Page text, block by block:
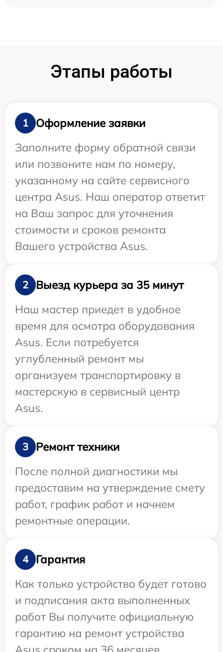
Этапы работы
1
Оформление заявки
Заполните форму обратной связи
или позвоните нам по номеру,
указанному на сайте сервисного
центра Asus. Наш оператор ответит
на Ваш запрос для уточнения
стоимости и сроков ремонта
Вашего устройства Asus.
2
Выезд курьера за 35 минут
Наш мастер приедет в удобное
время для осмотра оборудования
Asus. Если потребуется
углубленный ремонт мы
организуем транспортировку в
мастерскую в сервисный центр
Asus.
3
Ремонт техники
После полной диагностики мы
предоставим на утверждение смету
работ, график работ и начнем
ремонтные операции.
4
Гарантия
Как только устройство будет готово
и подписания акта выполненных
работ Вы получите официальную
гарантию на ремонт устройства